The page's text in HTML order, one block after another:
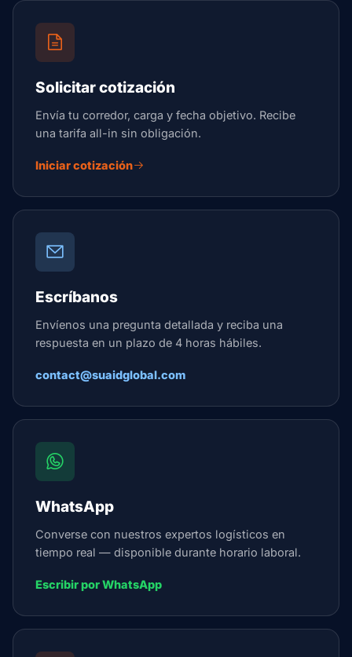
Solicitar cotización
Envía tu corredor, carga y fecha objetivo. Recibe
una tarifa all-in sin obligación.
Iniciar cotización
Escríbanos
Envíenos una pregunta detallada y reciba una
respuesta en un plazo de 4 horas hábiles.
contact@suaidglobal.com
WhatsApp
Converse con nuestros expertos logísticos en
tiempo real — disponible durante horario laboral.
Escribir por WhatsApp